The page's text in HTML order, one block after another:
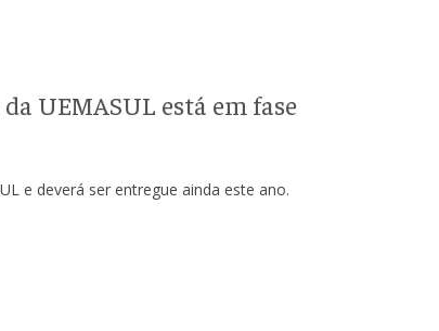
UEMASUL está em fase
e deverá ser entregue ainda este ano.